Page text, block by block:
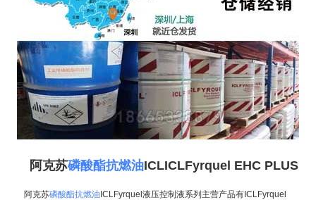
阿克苏磷酸酯抗燃油ICLICLFyrquel EHC PLUS
阿克苏磷酸酯抗燃油ICLFyrquel液压控制液系列主营产品有ICLFyrquel